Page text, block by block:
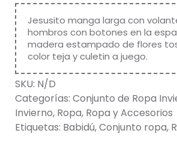
Jesusito manga larga con
hombros con botones en la
madera estampado de flores
color teja y culetin a juego.
SKU: N/D
Categorías: Conjunto de Ropa
Invierno, Ropa, Ropa y Accesorios
Etiquetas: Babidú,Conjunto ropa,